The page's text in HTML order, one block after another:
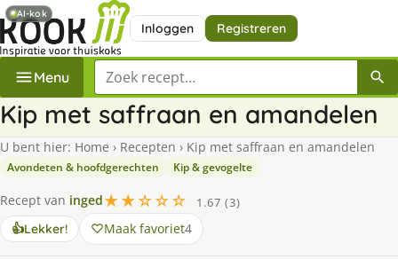
Inloggen Registreren
Menu Zoek een recept
Kip met saffraan en amandelen
U bent hier: Home › Recepten › Kip met saffraan en amandelen
Avondeten & hoofdgerechten Kip & gevogelte
Recept van inged★★☆☆☆
1.67 (3)
👍Lekker! Maak favoriet4
AI-kok